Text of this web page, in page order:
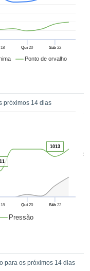
Ponto de orvalho
18 Qui 20 Sáb22
próximos 14 dias
Pressão
50
18 Qui 20 Sáb22
1013
para os próximos 14 dias